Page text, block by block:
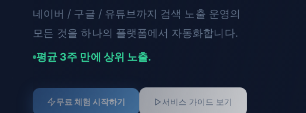
네이버 / 구글 / 유튜브까지 검색 노출 운영의
모든 것을 하나의 플랫폼에서 자동화합니다.
평균 3주 만에 상위 노출.
무료 체험 시작하기 서비스 가이드 보기